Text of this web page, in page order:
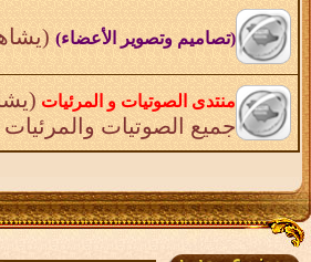
(تصاميم وتصوير الأعضاء) (يشاهده
منتدى الصوتيات و المرئيات
جميع الصوتيات